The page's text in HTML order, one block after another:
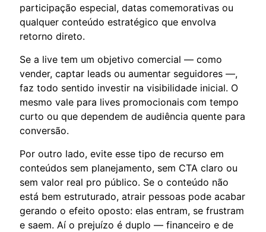
participação especial, datas comemorativas ou
qualquer conteúdo estratégico que envolva
retorno direto.
Se a live tem um objetivo comercial — como
vender, captar leads ou aumentar seguidores —,
faz todo sentido investir na visibilidade inicial. O
mesmo vale para lives promocionais com tempo
curto ou que dependem de audiência quente para
conversão.
Por outro lado, evite esse tipo de recurso em
conteúdos sem planejamento, sem CTA claro ou
sem valor real pro público. Se o conteúdo não
está bem estruturado, atrair pessoas pode acabar
gerando o efeito oposto: elas entram, se frustram
e saem. Aí o prejuízo é duplo — financeiro e de